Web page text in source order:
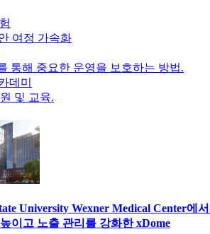
여정 가속화
통해 중요한 운영을 보호하는 방법.
데미
및 교육.
University Wexner Medical Center에
이고 노출 관리를 강화한 xDome